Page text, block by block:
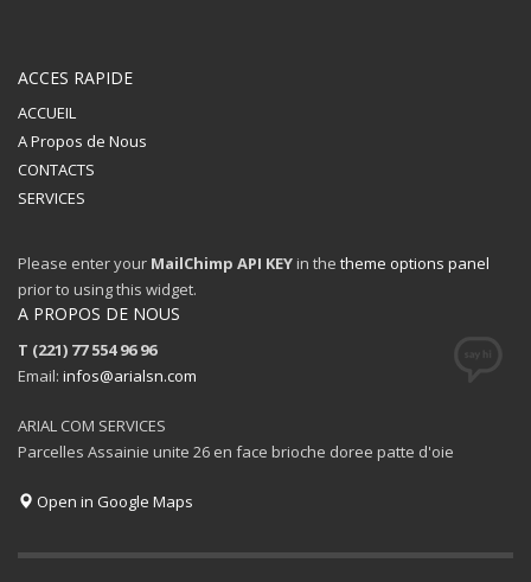
ACCES RAPIDE
ACCUEIL
A Propos de Nous
CONTACTS
SERVICES
Please enter your MailChimp API KEY in the theme options panel
prior to using this widget.
A PROPOS DE NOUS
T (221) 77 554 96 96
Email: infos@arialsn.com
ARIAL COM SERVICES
Parcelles Assainie unite 26 en face brioche doree patte d'oie
Open in Google Maps